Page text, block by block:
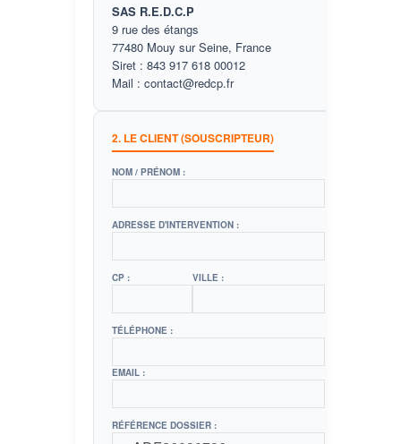
SAS R.E.D.C.P
9 rue des étangs
77480 Mouy sur Seine, France
Siret : 843 917 618 00012
Mail : contact@redcp.fr
2. LE CLIENT (SOUSCRIPTEUR)
NOM / PRÉNOM :
ADRESSE D'INTERVENTION :
CP : VILLE :
TÉLÉPHONE :
EMAIL :
RÉFÉRENCE DOSSIER :